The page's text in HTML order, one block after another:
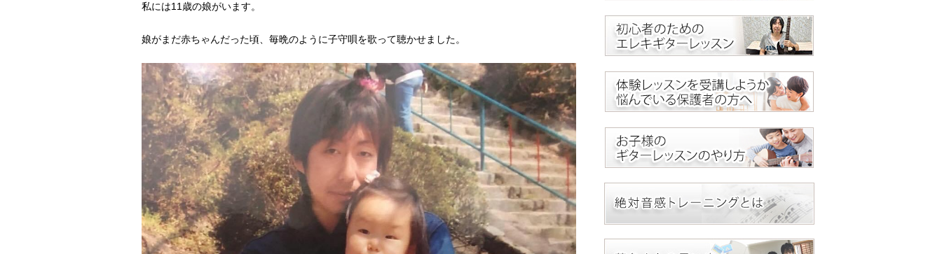
私には11歳の娘がいます。
娘がまだ赤ちゃんだった頃、毎晩のように子守唄を歌って聴かせました。